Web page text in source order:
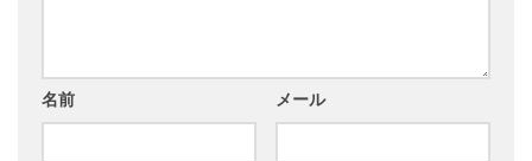
名前 メール